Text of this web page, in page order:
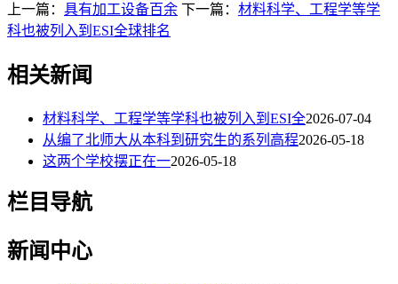
上一篇： 具有加工设备百余 下一篇： 材料科学、工程学等学
科也被列入到ESI全球排名
相关新闻
材料科学、工程学等学科也被列入到ESI全2026-07-04
从编了北师大从本科到研究生的系列高程2026-05-18
这两个学校摆正在一2026-05-18
栏目导航
新闻中心